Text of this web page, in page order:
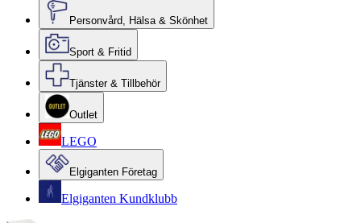
Personvård, Hälsa & Skönhet
Sport & Fritid
Tjänster & Tillbehör
Outlet
LEGO
Elgiganten Företag
Elgiganten Kundklubb